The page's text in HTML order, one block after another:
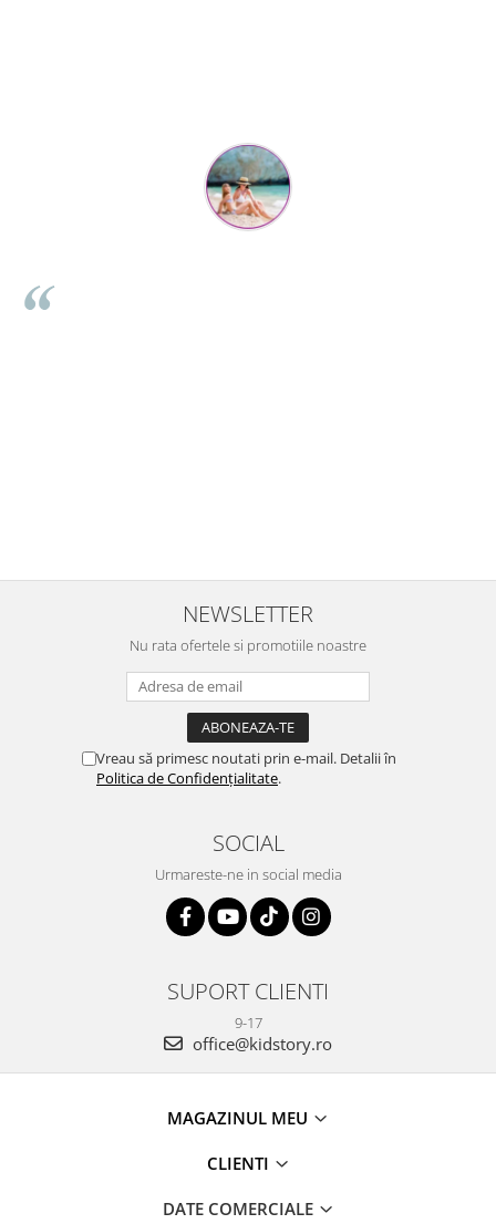
NEWSLETTER
Nu rata ofertele si promotiile noastre
Vreau să primesc noutati prin e-mail. Detalii în
Politica de Confidențialitate.
SOCIAL
Urmareste-ne in social media
SUPORT CLIENTI
9-17
office@kidstory.ro
MAGAZINUL MEU
CLIENTI
DATE COMERCIALE